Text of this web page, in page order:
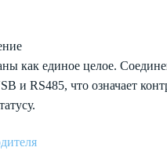
как единое целое.
и RS485, что означает